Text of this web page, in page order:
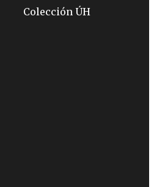
Colección ÚH